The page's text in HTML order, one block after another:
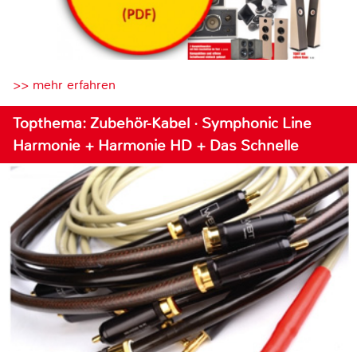
>> mehr erfahren
Topthema: Zubehör-Kabel · Symphonic Line
Harmonie + Harmonie HD + Das Schnelle